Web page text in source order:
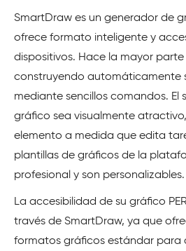
SmartDraw es un generador de
ofrece formato inteligente y
dispositivos. Hace la mayor
construyendo automáticamente
mediante sencillos comandos. El
gráfico sea visualmente
elemento a medida que edita
plantillas de gráficos de la
profesional y son personalizables.
La accesibilidad de su gráfico
través de SmartDraw, ya que
formatos gráficos estándar para